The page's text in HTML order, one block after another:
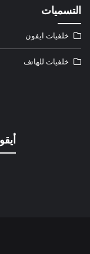
التسميات
خلفيات ايفون
خلفيات للهاتف